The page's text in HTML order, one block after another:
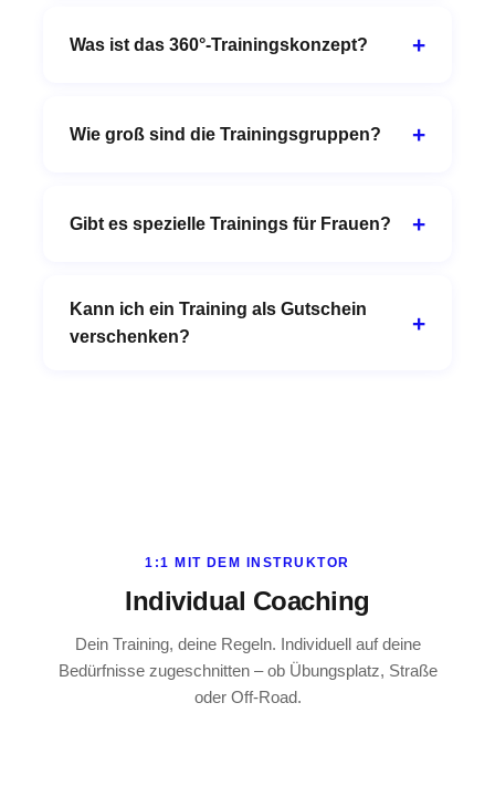
Was ist das 360°-Trainingskonzept?
Wie groß sind die Trainingsgruppen?
Gibt es spezielle Trainings für Frauen?
Kann ich ein Training als Gutschein
verschenken?
1:1 MIT DEM INSTRUKTOR
Individual Coaching
Dein Training, deine Regeln. Individuell auf deine
Bedürfnisse zugeschnitten – ob Übungsplatz, Straße
oder Off-Road.